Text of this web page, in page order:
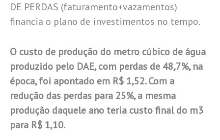
DE PERDAS (faturamento+vazamentos)
financia o plano de investimentos no tempo.
O custo de produção do metro cúbico de água
produzido pelo DAE, com perdas de 48,7%, na
época, foi apontado em R$ 1,52. Com a
redução das perdas para 25%, a mesma
produção daquele ano teria custo final do m3
para R$ 1,10.